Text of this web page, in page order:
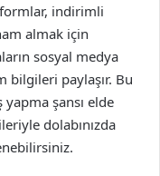
indirimli
almak için
sosyal medya
bilgileri paylaşır. Bu
yapma şansı elde
dolabınızda